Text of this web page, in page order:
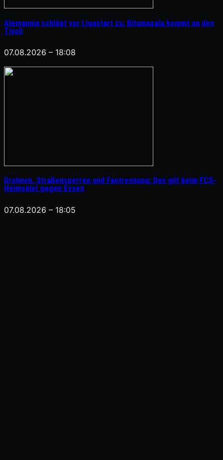
Alemannia schlägt vor Ligastart zu: Bitumazala kommt an den
Tivoli
07.08.2026 – 18:08
Drohnen, Straßensperren und Fantrennung: Das gilt beim FCS-
Heimspiel gegen Essen
07.08.2026 – 18:05